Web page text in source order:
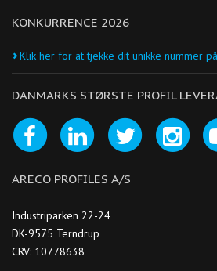
KONKURRENCE 2026
Klik her for at tjekke dit unikke nummer
DANMARKS STØRSTE PROFIL
ARECO PROFILES A/S
Industriparken 22-24
DK-9575 Terndrup
CRV: 10778638